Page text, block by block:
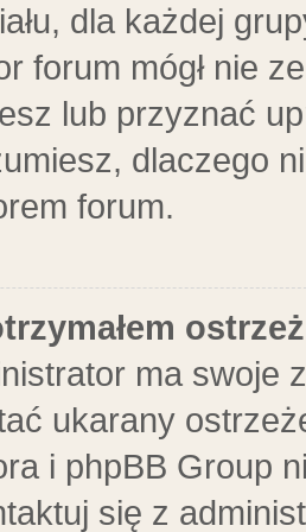
dla każdej
forum mógł nie
lub przyznać
dlaczego
forum.
ma swoje
ukarany
i phpBB Group
się z